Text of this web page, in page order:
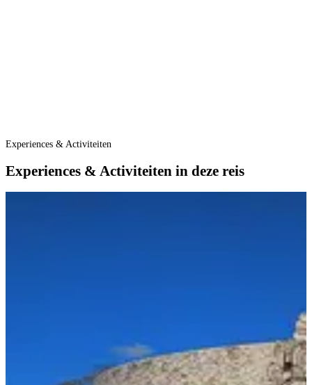
Experiences & Activiteiten
Experiences & Activiteiten in deze reis